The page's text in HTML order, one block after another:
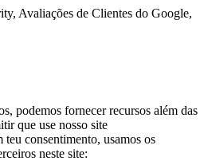
Avaliações de Clientes do Google,
podemos fornecer recursos além das
que use nosso site
consentimento, usamos os
neste site: